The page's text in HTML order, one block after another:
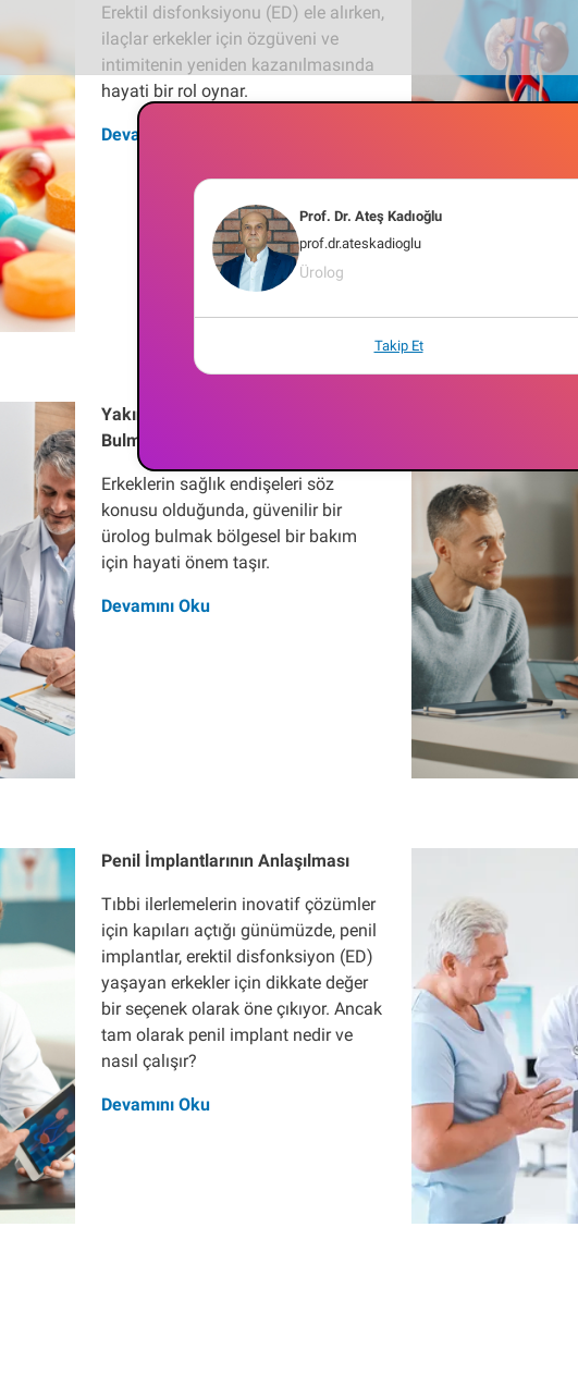
Erektil disfonksiyonu (ED) ele alırken,
ilaçlar erkekler için özgüveni ve
intimitenin yeniden kazanılmasında
hayati bir rol oynar.
Devamını Oku
Yakınımdaki Doğru Erkek Üroloğu
Bulmak
Erkeklerin sağlık endişeleri söz
konusu olduğunda, güvenilir bir
ürolog bulmak bölgesel bir bakım
için hayati önem taşır.
Devamını Oku
Penil İmplantlarının Anlaşılması
Tıbbi ilerlemelerin inovatif çözümler
için kapıları açtığı günümüzde, penil
implantlar, erektil disfonksiyon (ED)
yaşayan erkekler için dikkate değer
bir seçenek olarak öne çıkıyor. Ancak
tam olarak penil implant nedir ve
nasıl çalışır?
Devamını Oku
Prof. Dr. Ateş Kadıoğlu
prof.dr.ateskadioglu
Ürolog
Takip Et